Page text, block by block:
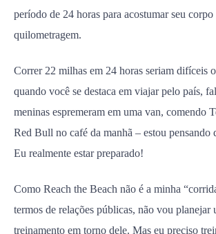
período de 24 horas para acostumar seu corpo
quilometragem.
Correr 22 milhas em 24 horas seriam difíceis
quando você se destaca em viajar pelo país,
meninas espremeram em uma van, comendo
Red Bull no café da manhã – estou pensando
Eu realmente estar preparado!
Como Reach the Beach não é a minha
termos de relações públicas, não vou
treinamento em torno dele. Mas eu preciso